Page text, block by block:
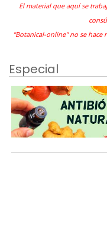
El material que aquí se
"Botanical-online" no se hace
Especial